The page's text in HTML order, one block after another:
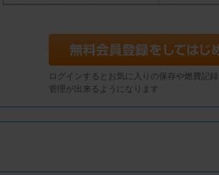
ログインするとお気に入りの保存や燃費記
管理が出来るようになります